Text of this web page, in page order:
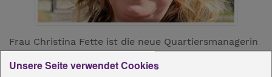
Frau Christina Fette ist die neue Quartiersmanagerin
Sie leitet das Quartiersbüro in der Begegnungsstätte.
Unsere Seite verwendet Cookies